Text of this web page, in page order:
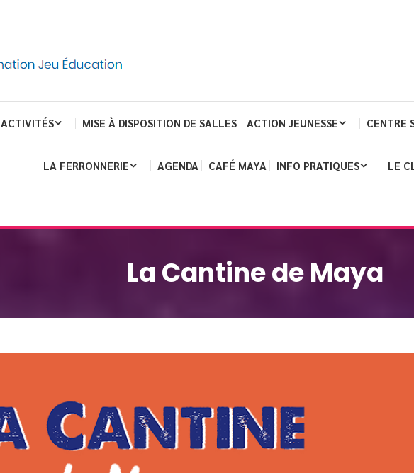
ACTIVITÉS MISE À DISPOSITION DE SALLES ACTION JEUNESSE CENTRE
LA FERRONNERIE AGENDA CAFÉ MAYA INFO PRATIQUES LE
La Cantine de Maya